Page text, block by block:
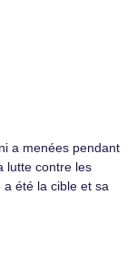
a menées pendant
lutte contre les
été la cible et sa